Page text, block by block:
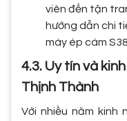
viên đến tận
hướng dẫn chi
máy ép cám
4.3. Uy tín và
Thịnh Thành
Với nhiều năm kinh